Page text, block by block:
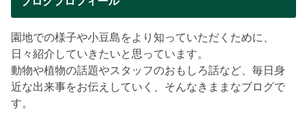
園地での様子や小豆島をより知っていただくために、
日々紹介していきたいと思っています。
動物や植物の話題やスタッフのおもしろ話など、毎日身
近な出来事をお伝えしていく、そんなきままなブログで
す。